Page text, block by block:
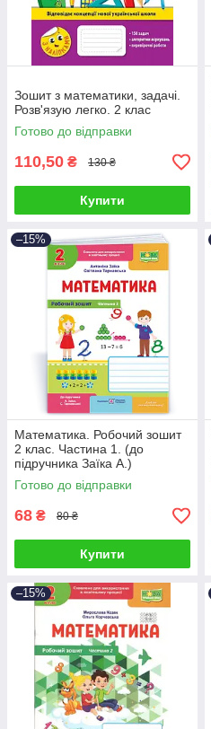
Зошит з математики, задачі.
Розв'язую легко. 2 клас
Готово до відправки
110,50 ₴ 130 ₴
Купити
–15%
Математика. Робочий зошит
2 клас. Частина 1. (до
підручника Заїка А.)
Готово до відправки
68 ₴ 80 ₴
Купити
–15%